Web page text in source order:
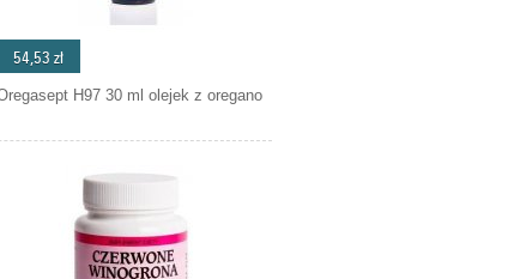
54,53 zł
H97 30 ml olejek z oregano